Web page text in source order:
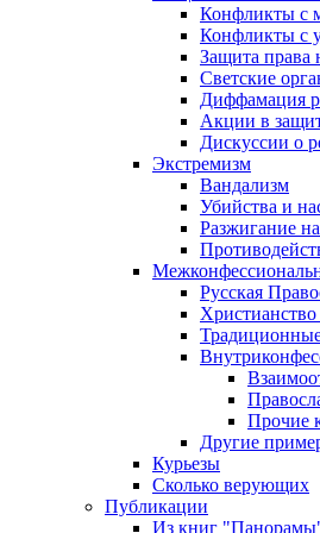
Конфликты с
Конфликты с
Защита права
Светские
Диффамация
Акции в
Дискуссии о
Экстремизм
Вандализм
Убийства и
Разжигание
Русская
Прочие
Другие
Курьезы
Сколько верующих
Публикации
Из книг